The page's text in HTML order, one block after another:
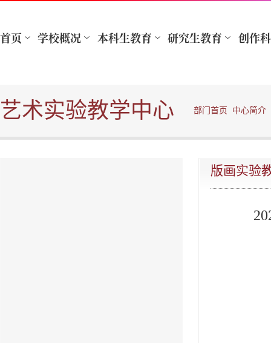
艺术实验教学中心 部门首页 中心简介
版画实验